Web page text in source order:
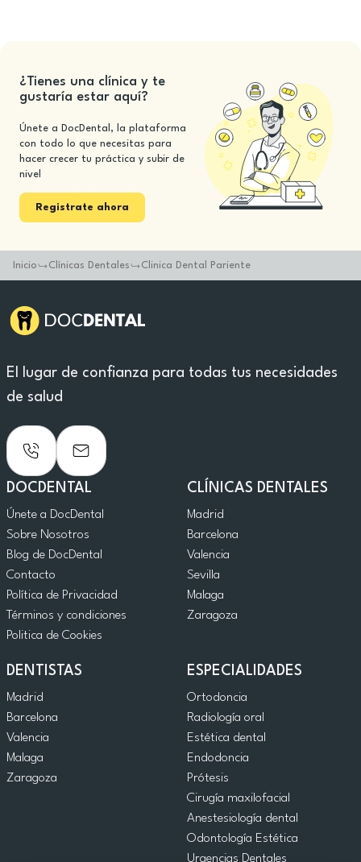
¿Tienes una clínica y te
gustaría estar aquí?
Únete a DocDental, la plataforma
con todo lo que necesitas para
hacer crecer tu práctica y subir de
nivel
Registrate ahora
Inicio Clínicas Dentales Clinica Dental Pariente
El lugar de confianza para todas tus necesidades
de salud
DOCDENTAL
Únete a DocDental
Sobre Nosotros
Blog de DocDental
Contacto
Política de Privacidad
Términos y condiciones
Politica de Cookies
CLÍNICAS DENTALES
Madrid
Barcelona
Valencia
Sevilla
Malaga
Zaragoza
DENTISTAS
Madrid
Barcelona
Valencia
Malaga
Zaragoza
ESPECIALIDADES
Ortodoncia
Radiología oral
Estética dental
Endodoncia
Prótesis
Cirugía maxilofacial
Anestesiología dental
Odontología Estética
Urgencias Dentales